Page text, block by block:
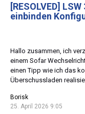
[RESOLVED]
einbinden
Hallo zusammen, ich
einem Sofar
einen Tipp wie ich das
Überschussladen
Borisk
25. April 2026 9:05